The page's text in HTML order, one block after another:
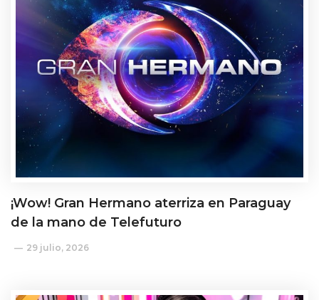
¡Wow! Gran Hermano aterriza en Paraguay
de la mano de Telefuturo
29 julio, 2026